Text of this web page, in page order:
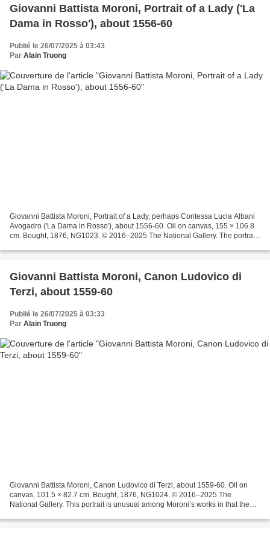
Giovanni Battista Moroni, Portrait of a Lady ('La
Dama in Rosso'), about 1556-60
Publié le 26/07/2025 à 03:43
Par Alain Truong
Giovanni Battista Moroni, Portrait of a Lady, perhaps Contessa Lucia Albani
Avogadro ('La Dama in Rosso'), about 1556-60. Oil on canvas, 155 × 106.8
cm. Bought, 1876, NG1023. © 2016–2025 The National Gallery. The portrait
Giovanni Battista Moroni, Canon Ludovico di
Terzi, about 1559-60
Publié le 26/07/2025 à 03:33
Par Alain Truong
Giovanni Battista Moroni, Canon Ludovico di Terzi, about 1559-60. Oil on
canvas, 101.5 × 82.7 cm. Bought, 1876, NG1024. © 2016–2025 The
National Gallery. This portrait is unusual among Moroni’s works in that the